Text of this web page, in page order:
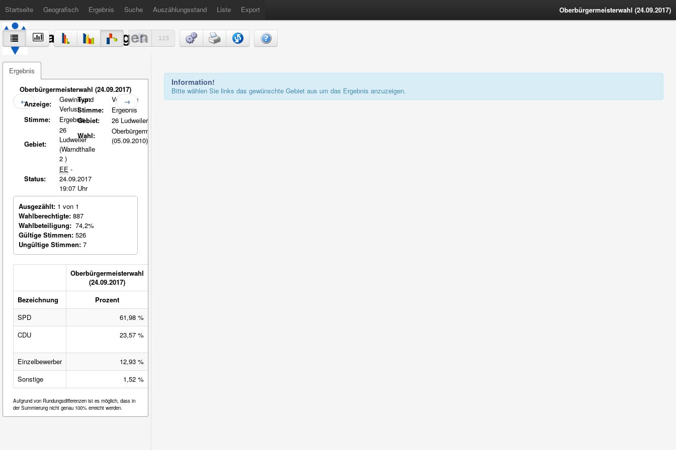
Startseite Geografisch Ergebnis Suche Auszählungsstand Liste Export Oberbürgermeisterwahl (24.09.2017)
Stadt Völklingen
Ergebnis
Oberbürgermeisterwahl (24.09.2017)
←Anzeige:
Gewinn und
Verlust
Stimme:
Ergebnis
Gebiet:
26
Ludweiler
(Warndthalle
2 )
Status:
EE -
24.09.2017
19:07 Uhr
Typ:
Vergleich
Stimme:
Ergebnis
Gebiet:
26 Ludweiler
Wahl:
Oberbürgermeisterwahl
(05.09.2010)
→
Ausgezählt: 1 von 1
Wahlberechtigte: 887
Wahlbeteiligung: 74,2%
Gültige Stimmen: 526
Ungültige Stimmen: 7
Oberbürgermeisterwahl
(24.09.2017)
Bezeichnung
Prozent
SPD
61,98 %
CDU
23,57 %
Einzelbewerber
12,93 %
Sonstige
1,52 %
Aufgrund von Rundungsdifferenzen ist es möglich, dass in
der Summierung nicht genau 100% erreicht werden.
Information!
Bitte wählen Sie links das gewünschte Gebiet aus um das Ergebnis anzuzeigen.